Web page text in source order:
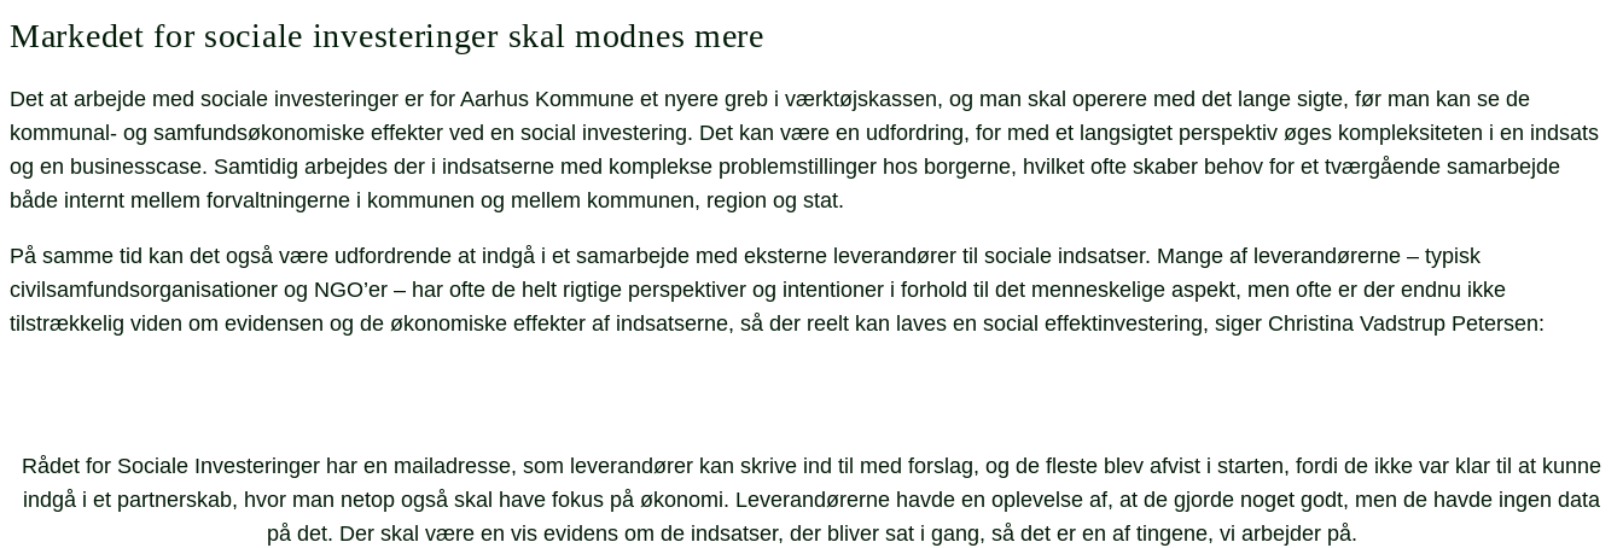
Markedet for sociale investeringer skal modnes mere
Det at arbejde med sociale investeringer er for Aarhus Kommune et nyere greb i værktøjskassen, og man skal operere med det lange sigte, før man kan se de
kommunal- og samfundsøkonomiske effekter ved en social investering. Det kan være en udfordring, for med et langsigtet perspektiv øges kompleksiteten i en indsats
og en businesscase. Samtidig arbejdes der i indsatserne med komplekse problemstillinger hos borgerne, hvilket ofte skaber behov for et tværgående samarbejde
både internt mellem forvaltningerne i kommunen og mellem kommunen, region og stat.
På samme tid kan det også være udfordrende at indgå i et samarbejde med eksterne leverandører til sociale indsatser. Mange af leverandørerne – typisk
civilsamfundsorganisationer og NGO’er – har ofte de helt rigtige perspektiver og intentioner i forhold til det menneskelige aspekt, men ofte er der endnu ikke
tilstrækkelig viden om evidensen og de økonomiske effekter af indsatserne, så der reelt kan laves en social effektinvestering, siger Christina Vadstrup Petersen:
Rådet for Sociale Investeringer har en mailadresse, som leverandører kan skrive ind til med forslag, og de fleste blev afvist i starten, fordi de ikke var klar til at kunne
indgå i et partnerskab, hvor man netop også skal have fokus på økonomi. Leverandørerne havde en oplevelse af, at de gjorde noget godt, men de havde ingen data
på det. Der skal være en vis evidens om de indsatser, der bliver sat i gang, så det er en af tingene, vi arbejder på.